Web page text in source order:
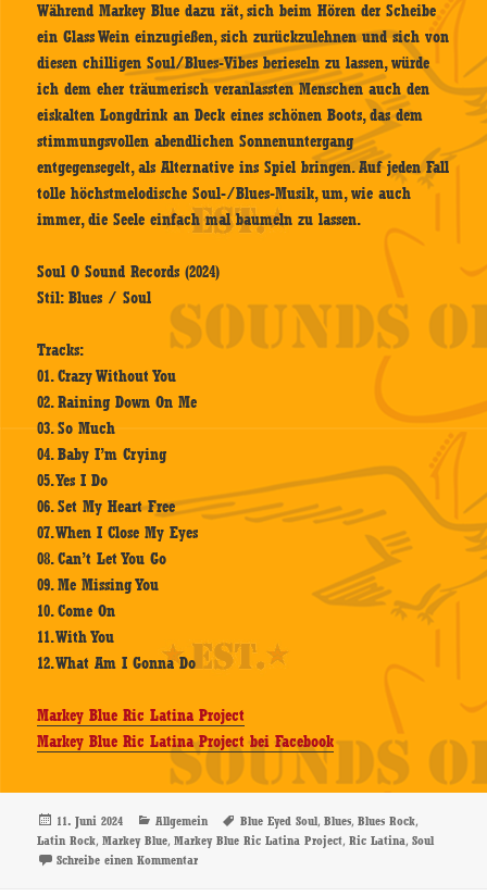
Während Markey Blue dazu rät, sich beim Hören der Scheibe
ein Glass Wein einzugießen, sich zurückzulehnen und sich von
diesen chilligen Soul/Blues-Vibes berieseln zu lassen, würde
ich dem eher träumerisch veranlassten Menschen auch den
eiskalten Longdrink an Deck eines schönen Boots, das dem
stimmungsvollen abendlichen Sonnenuntergang
entgegensegelt, als Alternative ins Spiel bringen. Auf jeden Fall
tolle höchstmelodische Soul-/Blues-Musik, um, wie auch
immer, die Seele einfach mal baumeln zu lassen.
Soul O Sound Records (2024)
Stil: Blues / Soul
Tracks:
01. Crazy Without You
02. Raining Down On Me
03. So Much
04. Baby I’m Crying
05. Yes I Do
06. Set My Heart Free
07. When I Close My Eyes
08. Can’t Let You Go
09. Me Missing You
10. Come On
11. With You
12. What Am I Gonna Do
Markey Blue Ric Latina Project
Markey Blue Ric Latina Project bei Facebook
Veröffentlicht
am
11. Juni 2024 Kategorien
Allgemein Schlagwörter
Blue Eyed Soul,Blues,Blues Rock,
Latin Rock,Markey Blue,Markey Blue Ric Latina Project,Ric Latina,Soul
Schreibe einen Kommentarzu Markey Blue Ric Latina Project – Blue Eyed Soul –